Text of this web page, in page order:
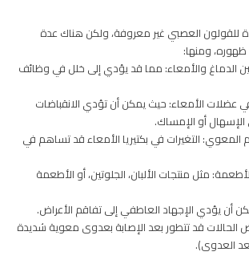
للقولون العصبي غير معروفة، ولكن هناك عدة
ومنها:
الدماغ والأمعاء: مما قد يؤدي إلى خلل في وظائف
عضلات الأمعاء: حيث يمكن أن تؤدي الانقباضات
الإسهال أو الإمساك.
المعوي: التغيرات في بكتيريا الأمعاء قد تساهم في
مثل منتجات الألبان، الجلوتين، أو الأطعمة
أن يؤدي الإجهاد العاطفي إلى تفاقم الأعراض.
قد تتطور بعد الإصابة بعدوى معوية شديدة
العدوى).